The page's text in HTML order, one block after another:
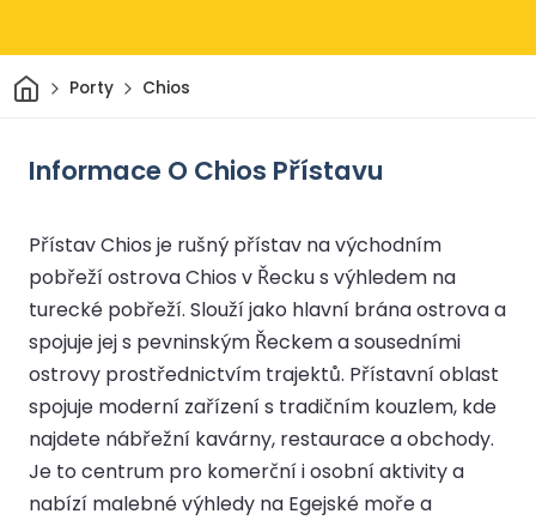
Domov
Porty Chios
Informace O Chios Přístavu
Přístav Chios je rušný přístav na východním
pobřeží ostrova Chios v Řecku s výhledem na
turecké pobřeží. Slouží jako hlavní brána ostrova a
spojuje jej s pevninským Řeckem a sousedními
ostrovy prostřednictvím trajektů. Přístavní oblast
spojuje moderní zařízení s tradičním kouzlem, kde
najdete nábřežní kavárny, restaurace a obchody.
Je to centrum pro komerční i osobní aktivity a
nabízí malebné výhledy na Egejské moře a